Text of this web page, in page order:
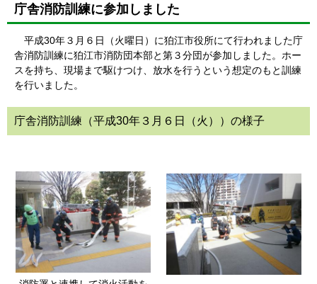
庁舎消防訓練に参加しました
平成30年３月６日（火曜日）に狛江市役所にて行われました庁
舎消防訓練に狛江市消防団本部と第３分団が参加しました。ホー
スを持ち、現場まで駆けつけ、放水を行うという想定のもと訓練
を行いました。
庁舎消防訓練（平成30年３月６日（火））の様子